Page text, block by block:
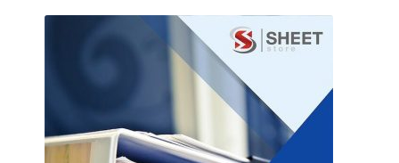
ข่าวเปิดสอบงานราชการ
นโยบายคืนสินค้าและการจัดส่ง​